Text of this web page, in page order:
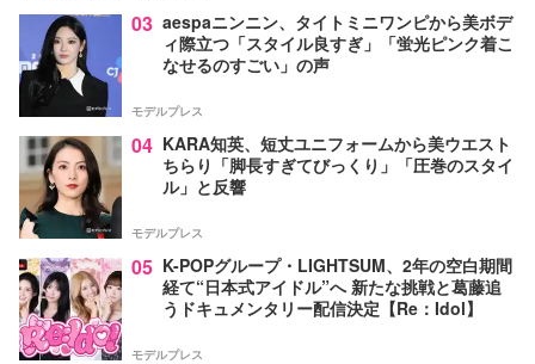
03 aespaニンニン、タイトミニワンピから美ボデ
ィ際立つ「スタイル良すぎ」「蛍光ピンク着こ
なせるのすごい」の声
モデルプレス
04 KARA知英、短丈ユニフォームから美ウエスト
ちらり「脚長すぎてびっくり」「圧巻のスタイ
ル」と反響
モデルプレス
05 K-POPグループ・LIGHTSUM、2年の空白期間
経て“日本式アイドル”へ 新たな挑戦と葛藤追
うドキュメンタリー配信決定【Re：Idol】
モデルプレス